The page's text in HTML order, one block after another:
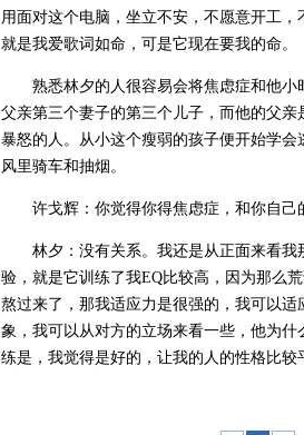
用面对这个电脑，坐立不安，不愿意开工
就是我爱歌词如命，可是它现在要我的命。
熟悉林夕的人很容易会将焦虑症和他小
父亲第三个妻子的第三个儿子，而他的父
暴怒的人。从小这个瘦弱的孩子便开始学会
风里骑车和抽烟。
许戈辉：你觉得你得焦虑症，和你自己
林夕：没有关系。我还是从正面来看
验，就是它训练了我EQ比较高，因为那么
熬过来了，那我适应力是很强的，我可以
象，我可以从对方的立场来看一些，他为什
练是，我觉得是好的，让我的人的性格比较